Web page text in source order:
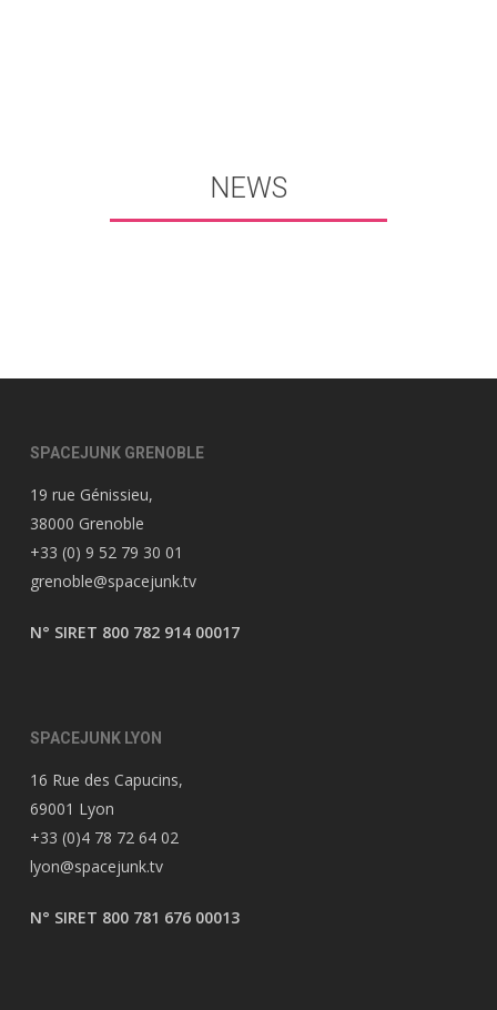
NEWS
SPACEJUNK GRENOBLE
19 rue Génissieu,
38000 Grenoble
+33 (0) 9 52 79 30 01
grenoble@spacejunk.tv
N° SIRET 800 782 914 00017
SPACEJUNK LYON
16 Rue des Capucins,
69001 Lyon
+33 (0)4 78 72 64 02
lyon@spacejunk.tv
N° SIRET 800 781 676 00013